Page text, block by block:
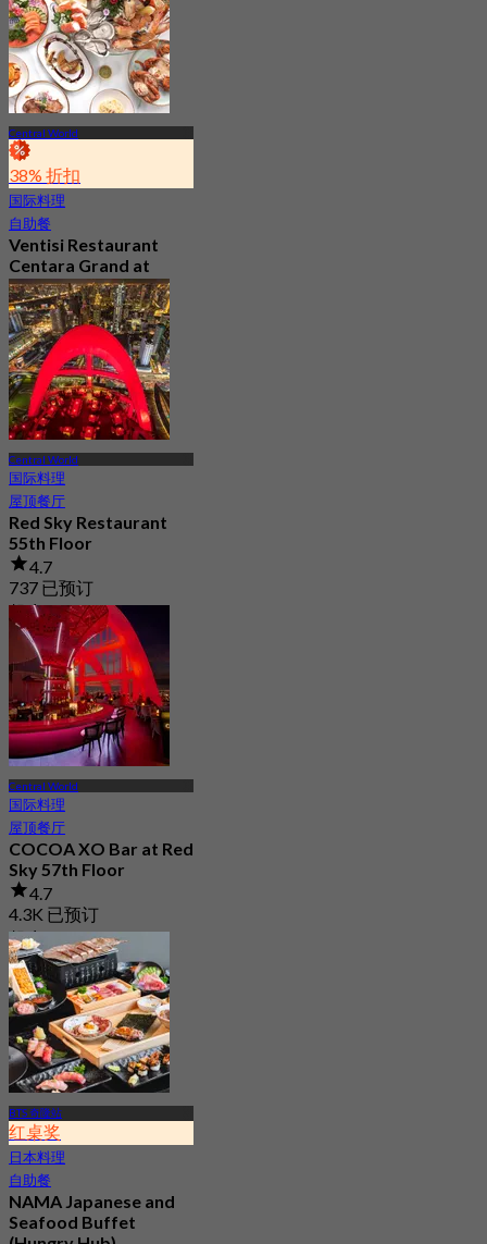
Central World
38% 折扣
国际料理
自助餐
Ventisi Restaurant
Centara Grand at
CentralWorld
4.6
6.3K 已预订
起฿ 749.5
Central World
国际料理
屋顶餐厅
Red Sky Restaurant
55th Floor
4.7
737 已预订
起฿ 2,500
Central World
国际料理
屋顶餐厅
COCOA XO Bar at Red
Sky 57th Floor
4.7
4.3K 已预订
起฿ 849.5
BTS 奇隆站
红桌奖
日本料理
自助餐
NAMA Japanese and
Seafood Buffet